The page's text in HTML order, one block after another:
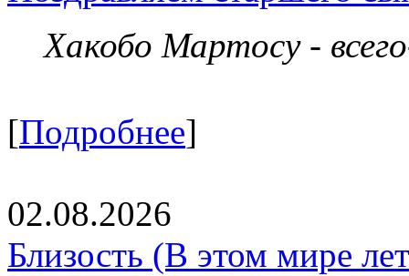
Хакобо Мартосу -
[Подробнее]
02.08.2026
Близость (В этом мире